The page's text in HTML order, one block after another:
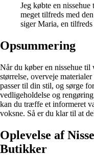
Jeg købte en
meget tilfreds med
siger Maria, en tilfreds
Opsummering
Når du køber en nissehue
størrelse, overveje
passer til din stil, og sørge
vedligeholdelse og
kan du træffe et informeret
voksne. Så er du klar til at
Oplevelse af
Butikker